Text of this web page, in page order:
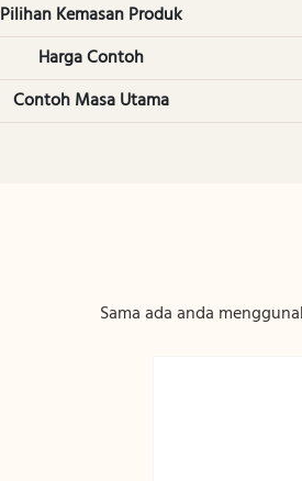
Pilihan Kemasan Produk
Harga Contoh
Contoh Masa Utama
Sama ada anda